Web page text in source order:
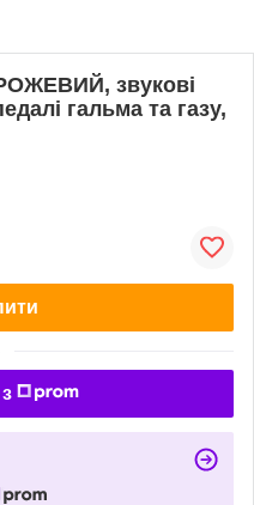
звукові
гальма та газу,